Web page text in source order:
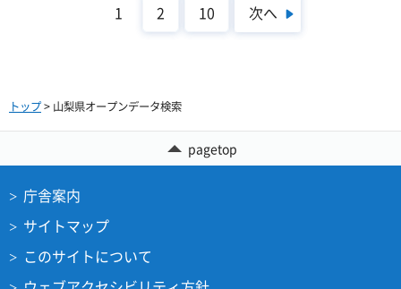
1 2 10 次へ
トップ> 山梨県オープンデータ検索
pagetop
庁舎案内
サイトマップ
このサイトについて